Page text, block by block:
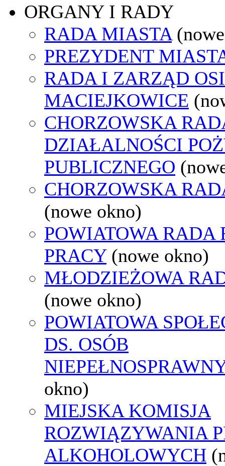
ORGANY I RADY
RADA MIASTA
PREZYDENT
RADA I ZARZĄD
MACIEJKOWICE
CHORZOWSKA
DZIAŁALNOŚCI
PUBLICZNEGO
CHORZOWSKA
(nowe okno)
POWIATOWA RADA
PRACY (nowe okno)
MŁODZIEŻOWA
(nowe okno)
POWIATOWA
DS. OSÓB
okno)
MIEJSKA KOMISJA
ROZWIĄZYWANIA
ALKOHOLOWYCH